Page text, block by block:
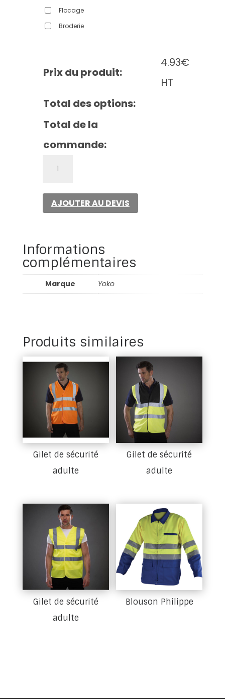
Flocage
Broderie
Prix du produit:
4.93€
HT
Total des options:
Total de la
commande:
aux
bords
AJOUTER AU DEVIS
Informations
complémentaires
Marque Yoko
Produits similaires
Gilet de sécurité
adulte
Gilet de sécurité
adulte
Gilet de sécurité
adulte
Blouson Philippe